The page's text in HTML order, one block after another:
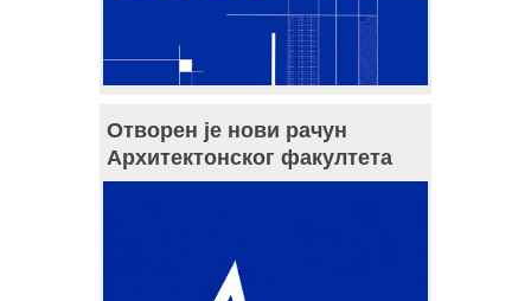
Отворен је нови рачун
Архитектонског факултета